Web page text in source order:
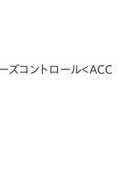
ズコントロール＜ACC